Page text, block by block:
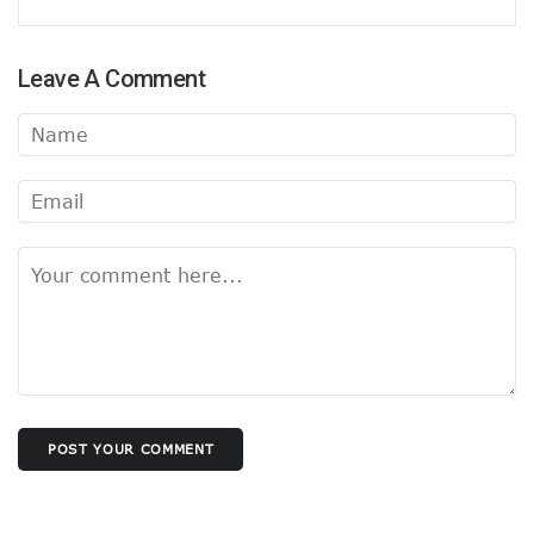
बीजेपी अध्यक्ष चयन में बड़ी बाधा !
राहुल पर भड़कीं मायावती !
प्रशांत नहीं रहेंगे शांत !
बिहार में कांग्रेस का तेजस्वी दाँव !
इस्तीफा नही देंगे यूट्यूबर मनीष कश्यप!
यूपी में दुर्गंध-सुगंध पर भी सियासत
Leave A Comment
POST YOUR COMMENT